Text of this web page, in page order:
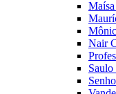
Nair
Saulo